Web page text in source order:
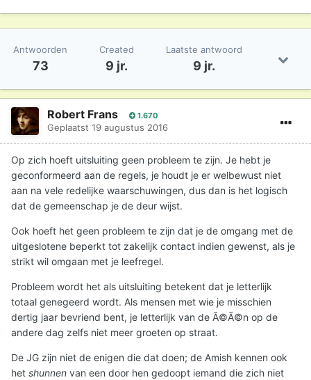
Antwoorden
73
Created
9 jr.
Laatste antwoord
9 jr.
Robert Frans 1.670
Geplaatst 19 augustus 2016
Op zich hoeft uitsluiting geen probleem te zijn. Je hebt je
geconformeerd aan de regels, je houdt je er welbewust niet
aan na vele redelijke waarschuwingen, dus dan is het logisch
dat de gemeenschap je de deur wijst.
Ook hoeft het geen probleem te zijn dat je de omgang met de
uitgeslotene beperkt tot zakelijk contact indien gewenst, als je
strikt wil omgaan met je leefregel.
Probleem wordt het als uitsluiting betekent dat je letterlijk
totaal genegeerd wordt. Als mensen met wie je misschien
dertig jaar bevriend bent, je letterlijk van de Ã©Ã©n op de
andere dag zelfs niet meer groeten op straat.
De JG zijn niet de enigen die dat doen; de Amish kennen ook
het shunnen van een door hen gedoopt iemand die zich niet